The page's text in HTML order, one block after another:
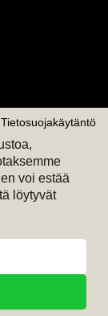
Tietosuojakäytäntö
voi estää
löytyvät